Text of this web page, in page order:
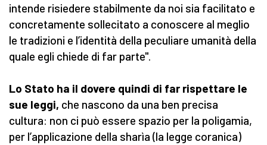
intende risiedere stabilmente da noi sia facilitato e
concretamente sollecitato a conoscere al meglio
le tradizioni e l’identità della peculiare umanità della
quale egli chiede di far parte".
Lo Stato ha il dovere quindi di far rispettare le
sue leggi, che nascono da una ben precisa
cultura: non ci può essere spazio per la poligamia,
per l’applicazione della sharìa (la legge coranica)